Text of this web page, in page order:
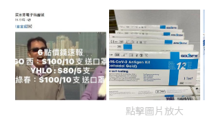
點擊圖片放大